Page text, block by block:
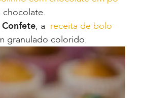
chocolate.
, a receita de bolo
granulado colorido.